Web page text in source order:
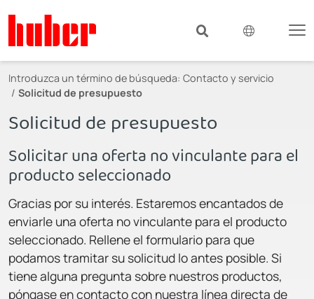
Introduzca un término de búsqueda: Contacto y servicio
Solicitud de presupuesto
Solicitud de presupuesto
Solicitar una oferta no vinculante para el
producto seleccionado
Gracias por su interés. Estaremos encantados de
enviarle una oferta no vinculante para el producto
seleccionado. Rellene el formulario para que
podamos tramitar su solicitud lo antes posible. Si
tiene alguna pregunta sobre nuestros productos,
póngase en contacto con nuestra línea directa de